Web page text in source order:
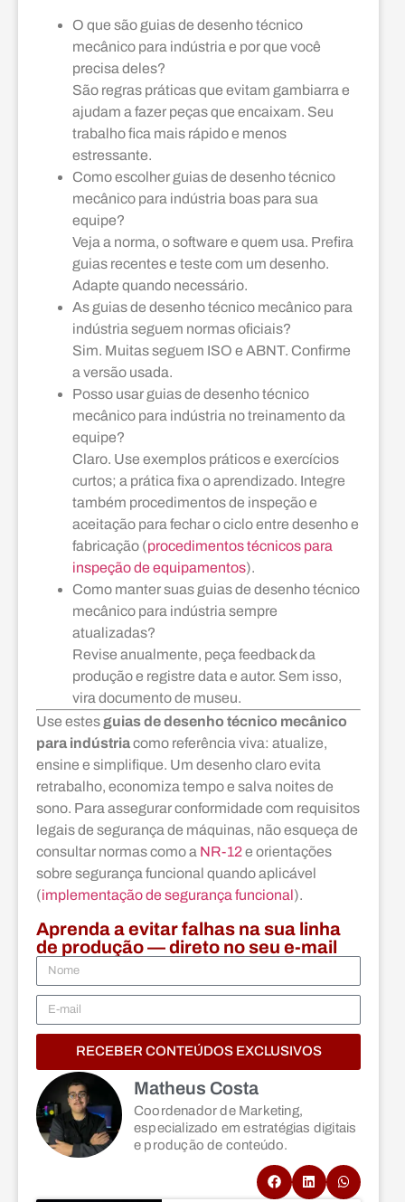
O que são guias de desenho técnico
mecânico para indústria e por que você
precisa deles?
São regras práticas que evitam gambiarra e
ajudam a fazer peças que encaixam. Seu
trabalho fica mais rápido e menos
estressante.
Como escolher guias de desenho técnico
mecânico para indústria boas para sua
equipe?
Veja a norma, o software e quem usa. Prefira
guias recentes e teste com um desenho.
Adapte quando necessário.
As guias de desenho técnico mecânico para
indústria seguem normas oficiais?
Sim. Muitas seguem ISO e ABNT. Confirme
a versão usada.
Posso usar guias de desenho técnico
mecânico para indústria no treinamento da
equipe?
Claro. Use exemplos práticos e exercícios
curtos; a prática fixa o aprendizado. Integre
também procedimentos de inspeção e
aceitação para fechar o ciclo entre desenho e
fabricação (procedimentos técnicos para
inspeção de equipamentos).
Como manter suas guias de desenho técnico
mecânico para indústria sempre
atualizadas?
Revise anualmente, peça feedback da
produção e registre data e autor. Sem isso,
vira documento de museu.
Use estes guias de desenho técnico mecânico
para indústriacomo referência viva: atualize,
ensine e simplifique. Um desenho claro evita
retrabalho, economiza tempo e salva noites de
sono. Para assegurar conformidade com requisitos
legais de segurança de máquinas, não esqueça de
consultar normas como a NR-12e orientações
sobre segurança funcional quando aplicável
(implementação de segurança funcional).
Aprenda a evitar falhas na sua linha
de produção — direto no seu e-mail
RECEBER CONTEÚDOS EXCLUSIVOS
Matheus Costa
Coordenador de Marketing,
especializado em estratégias digitais
e produção de conteúdo.